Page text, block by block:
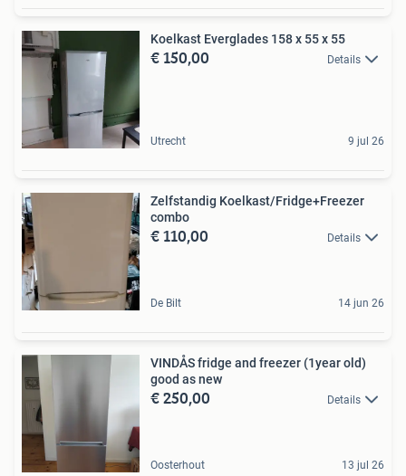
Koelkast Everglades 158 x 55 x 55
€ 150,00 Details
Utrecht 9 jul 26
Zelfstandig Koelkast/Fridge+Freezer
combo
€ 110,00 Details
De Bilt 14 jun 26
VINDÅS fridge and freezer (1year old)
good as new
€ 250,00 Details
Oosterhout 13 jul 26